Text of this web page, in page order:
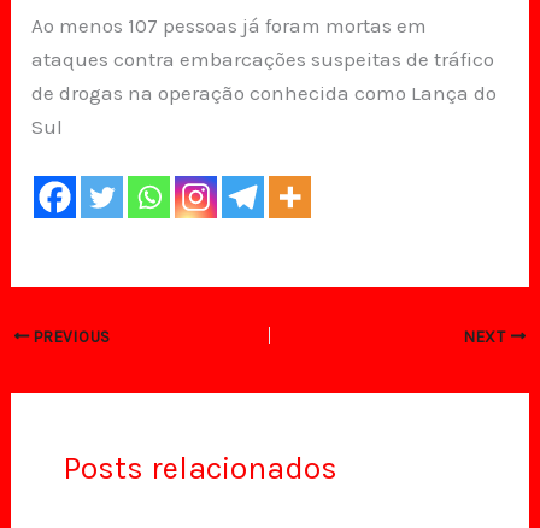
Ao menos 107 pessoas já foram mortas em
ataques contra embarcações suspeitas de tráfico
de drogas na operação conhecida como Lança do
Sul
PREVIOUS NEXT
Posts relacionados